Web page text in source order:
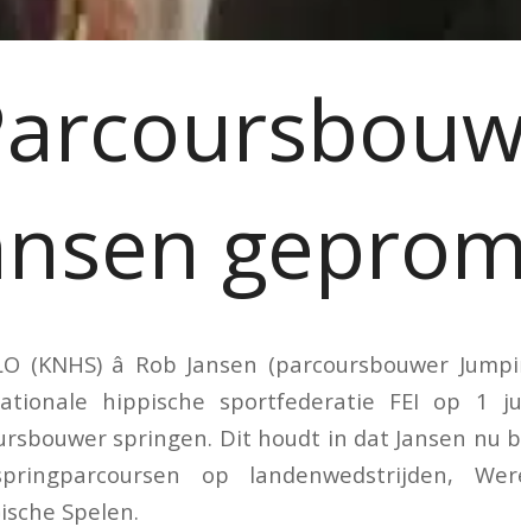
(KNHS) â Rob Jansen (parcoursbouwer
hippische sportfederatie FEI op 1 juli
springen. Dit houdt in dat Jansen nu
op landenwedstrijden,
Spelen.